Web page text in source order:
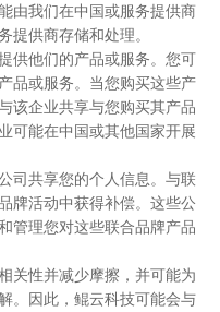
由我们在中国或服务提供商
提供商存储和处理。
供他们的产品或服务。您可
品或服务。当您购买这些产
该企业共享与您购买其产品
可能在中国或其他国家开展
司共享您的个人信息。与联
牌活动中获得补偿。这些公
管理您对这些联合品牌产品
关性并减少摩擦，并可能为
。因此，鲲云科技可能会与